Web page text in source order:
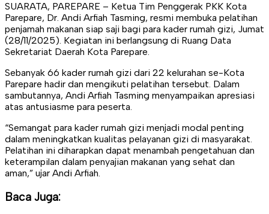
SUARATA, PAREPARE – Ketua Tim Penggerak PKK Kota
Parepare, Dr. Andi Arfiah Tasming, resmi membuka pelatihan
penjamah makanan siap saji bagi para kader rumah gizi, Jumat
(28/11/2025). Kegiatan ini berlangsung di Ruang Data
Sekretariat Daerah Kota Parepare.
Sebanyak 66 kader rumah gizi dari 22 kelurahan se-Kota
Parepare hadir dan mengikuti pelatihan tersebut. Dalam
sambutannya, Andi Arfiah Tasming menyampaikan apresiasi
atas antusiasme para peserta.
“Semangat para kader rumah gizi menjadi modal penting
dalam meningkatkan kualitas pelayanan gizi di masyarakat.
Pelatihan ini diharapkan dapat menambah pengetahuan dan
keterampilan dalam penyajian makanan yang sehat dan
aman,” ujar Andi Arfiah.
Baca Juga: